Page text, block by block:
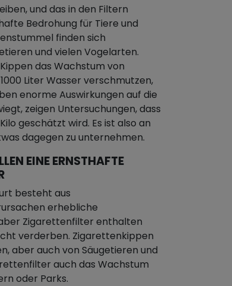
und das in den Filtern
Bedrohung für Tiere und
finden sich
und vielen Vogelarten.
das Wachstum von
Liter Wasser verschmutzen,
enorme Auswirkungen auf die
zeigen Untersuchungen, dass
geschätzt wird. Es ist also an
dagegen zu unternehmen.
EINE ERNSTHAFTE
besteht aus
erhebliche
Zigarettenfilter enthalten
verderben. Zigarettenkippen
aber auch von Säugetieren und
auch das Wachstum
oder Parks.